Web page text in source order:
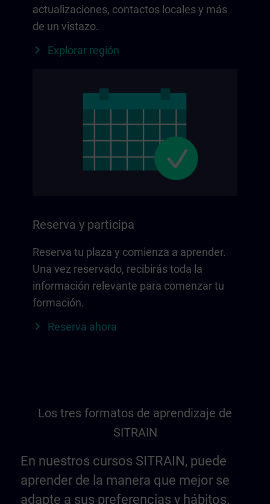
actualizaciones, contactos locales y más
de un vistazo.
Explorar región
Reserva y participa
Reserva tu plaza y comienza a aprender.
Una vez reservado, recibirás toda la
información relevante para comenzar tu
formación.
Reserva ahora
Los tres formatos de aprendizaje de
SITRAIN
En nuestros cursos SITRAIN, puede
aprender de la manera que mejor se
adapte a sus preferencias y hábitos.